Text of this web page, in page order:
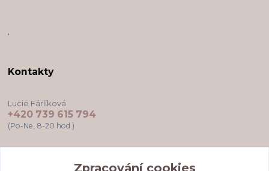
Kontakty
Lucie Fárlíková
+420 739 615 794
(Po-Ne, 8-20 hod.)
Zpracování cookies